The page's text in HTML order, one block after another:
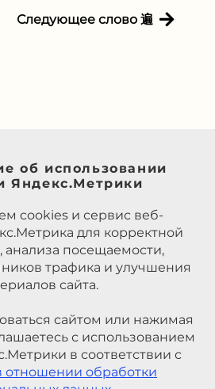
Следующее слово 遍
об использовании
Яндекс.Метрики
cookies и сервис веб-
для корректной
анализа посещаемости,
трафика и улучшения
сайта.
сайтом или нажимая
с использованием
в соответствии с
отношении обработки